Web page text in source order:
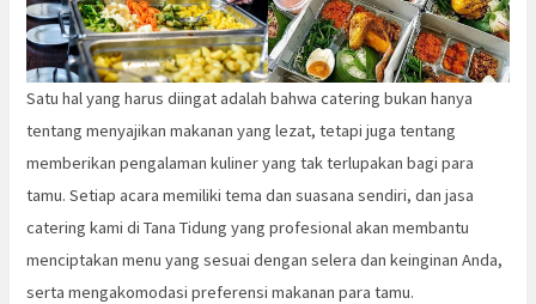
Satu hal yang harus diingat adalah bahwa catering bukan hanya
tentang menyajikan makanan yang lezat, tetapi juga tentang
memberikan pengalaman kuliner yang tak terlupakan bagi para
tamu. Setiap acara memiliki tema dan suasana sendiri, dan jasa
catering kami di Tana Tidung yang profesional akan membantu
menciptakan menu yang sesuai dengan selera dan keinginan Anda,
serta mengakomodasi preferensi makanan para tamu.